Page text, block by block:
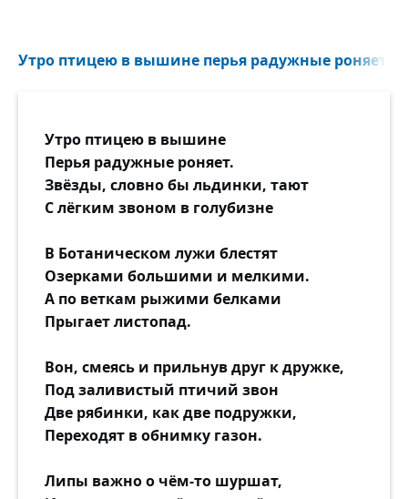
Утро птицею в вышине перья радужные роняет...
Утро птицею в вышине
Перья радужные роняет.
Звёзды, словно бы льдинки, тают
С лёгким звоном в голубизне
В Ботаническом лужи блестят
Озерками большими и мелкими.
А по веткам рыжими белками
Прыгает листопад.
Вон, смеясь и прильнув друг к дружке,
Под заливистый птичий звон
Две рябинки, как две подружки,
Переходят в обнимку газон.
Липы важно о чём-то шуршат,